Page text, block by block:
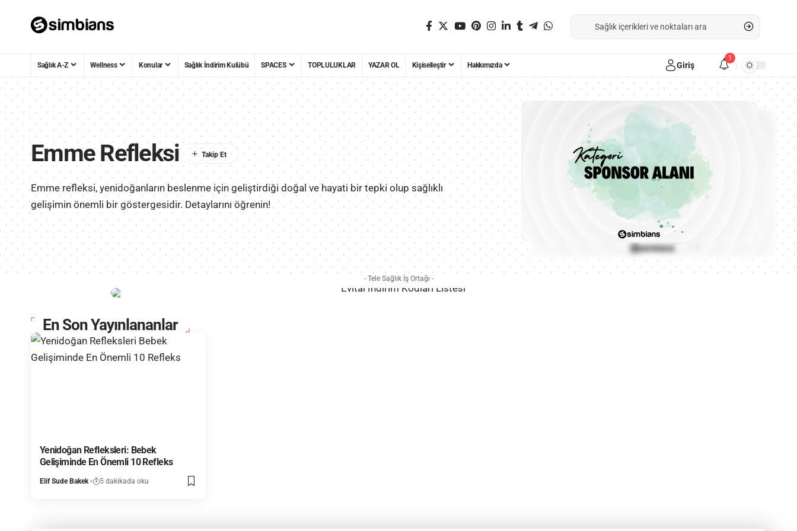
Sağlık A-Z Wellness Konular Sağlık İndirim Kulübü SPACES TOPLULUKLAR YAZAR OL Kişiselleştir Hakkımızda Giriş
1
Emme Refleksi
Emme refleksi, yenidoğanların beslenme için geliştirdiği doğal ve hayati bir tepki olup sağlıklı
gelişimin önemli bir göstergesidir. Detaylarını öğrenin!
- Tele Sağlık İş Ortağı -
En Son Yayınlananlar
Yenidoğan Refleksleri: Bebek
Gelişiminde En Önemli 10 Refleks
Elif Sude Bakek 5 dakikada oku